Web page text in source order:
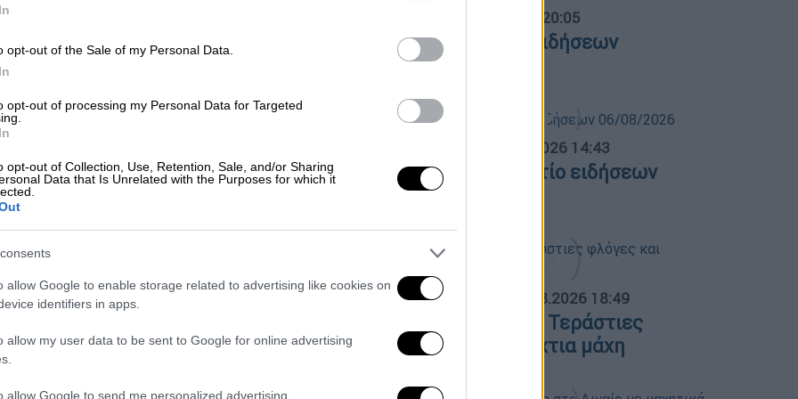
opt-out of the Sale of my Personal Data.
opt-out of processing my Personal Data for Targeted
opt-out of Collection, Use, Retention, Sale, and/or Sharing
Data that Is Unrelated with the Purposes for which it
allow Google to enable storage related to advertising like cookies on
identifiers in apps.
allow my user data to be sent to Google for online advertising
allow Google to send me personalized advertising.
Κόσμος|02.11.2024 19:56
πλανήτη - «Καμπανάκι
αλλαγή
Δεν απέδειξαν τη θέληση τους να
κλιματικής αλλαγής οι εκπρόσωποι
194 χωρών που βρέθηκαν στο Κάλι
της Κολομβίας για την σύνοδο
κορυφής για το κλίμα
Κόσμος 25.10.2019 14:34
06.08.2026 20:05
Κεντρικό δελτίο ειδήσεων
06/08/2026
06.08.2026 14:43
Μεσημεριανό δελτίο ειδήσεων
06/08/2026
ΑΠΟΣΠΑΣΜΑΤΑ... 06.08.2026 18:49
Φωτιά στη Σκύρο: Τεράστιες
φλόγες και ολονύχτια μάχη